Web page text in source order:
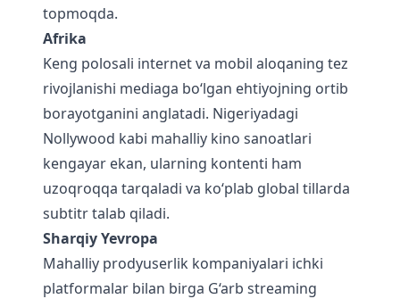
topmoqda.
Afrika
Keng polosali internet va mobil aloqaning tez
rivojlanishi mediaga bo‘lgan ehtiyojning ortib
borayotganini anglatadi. Nigeriyadagi
Nollywood kabi mahalliy kino sanoatlari
kengayar ekan, ularning kontenti ham
uzoqroqqa tarqaladi va ko‘plab global tillarda
subtitr talab qiladi.
Sharqiy Yevropa
Mahalliy prodyuserlik kompaniyalari ichki
platformalar bilan birga G‘arb streaming